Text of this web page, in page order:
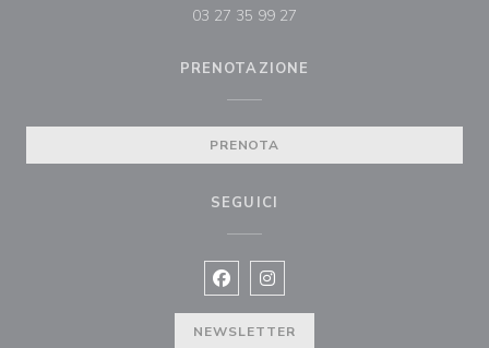
03 27 35 99 27
PRENOTAZIONE
PRENOTA
SEGUICI
Facebook ((apre una nuova
Instagram ((apre una nuova
NEWSLETTER